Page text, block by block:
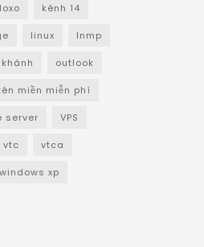
kênh 14
linux lnmp
outlook
miền miễn phí
server VPS
vtc vtca
windows xp